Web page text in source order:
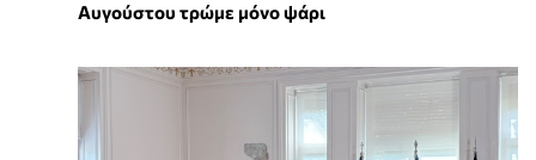
Αυγούστου τρώμε μόνο ψάρι